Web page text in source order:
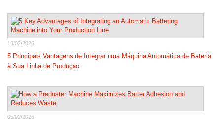
10/02/2026
5 Principais Vantagens de Integrar uma Máquina Automática de Bateria
à Sua Linha de Produção
05/02/2026